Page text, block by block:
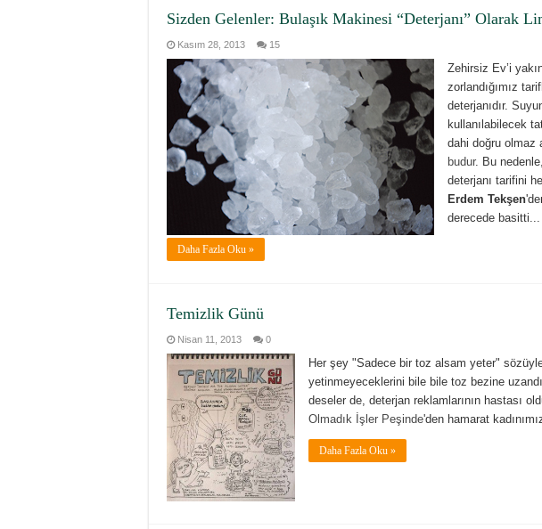
Sizden Gelenler: Bulaşık Makinesi “Deterjanı” Olarak
Kasım 28, 2013 15
Zehirsiz Ev’i
zorlandığımız
deterjanıdır.
kullanılabilecek
dahi doğru olmaz
budur. Bu
deterjanı tarifini
Erdem Tekşen
derecede basitti...
Daha Fazla Oku »
Temizlik Günü
Nisan 11, 2013 0
Her şey "Sadece bir toz alsam yeter"
yetinmeyeceklerini bile bile toz bezine
deseler de, deterjan reklamlarının hastası
Olmadık İşler Peşinde'den hamarat
Daha Fazla Oku »